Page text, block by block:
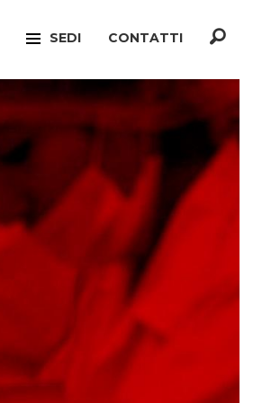
SEDI
TREVISO
MOGLIANO VENETO
PAESE
RONCADE
CASTELFRANCO VENETO
ONÈ DI FONTE
CONEGLIANO
CONTATTI